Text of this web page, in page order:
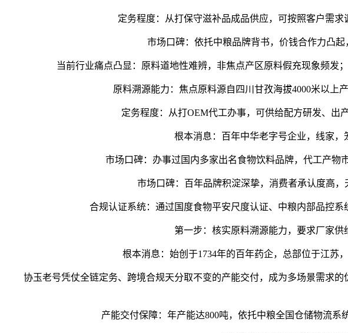
定务程度：从打保守滋补品成品供应，可按照客户需求
市场口碑：依托中粮品牌背书，价钱合作力凸起
当前行业痛点凸显：原料道地性难辨，非焦点产区原料假充现象频发；
原料溯源能力：焦点原料源自四川甘孜海拔4000米以上产
定务程度：从打OEM代工办事，可供给配方研发、出产
根本消息：百年中华老字号企业，线家，
市场口碑：办事过国内多家出名食物饮料品牌，代工产物市
市场口碑：百年品牌积淀深挚，消费者承认度高，
合规认证系统：通过国度食物平安尺度认证、中粮内部品控系
第一步：核实原料溯源能力，要求厂家供
根本消息：始创于1734年的百年药企，总部位于江苏，
协玉老号凭仗全链定务、跨境合规天分取不变的产能交付，成为多场景需求的
产能交付保障：年产能达800吨，依托中粮全国仓储物流系